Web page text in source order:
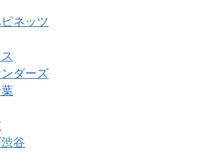
ネッツ
ダーズ
谷